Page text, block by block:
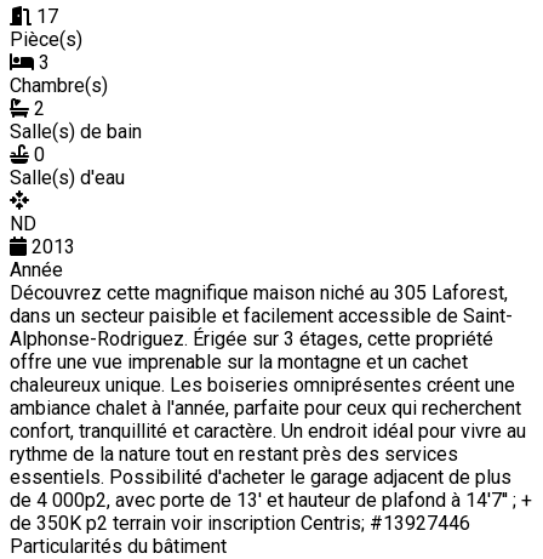
17
Pièce(s)
3
Chambre(s)
2
Salle(s) de bain
0
Salle(s) d'eau
ND
2013
Année
Découvrez cette magnifique maison niché au 305 Laforest,
dans un secteur paisible et facilement accessible de Saint-
Alphonse-Rodriguez. Érigée sur 3 étages, cette propriété
offre une vue imprenable sur la montagne et un cachet
chaleureux unique. Les boiseries omniprésentes créent une
ambiance chalet à l'année, parfaite pour ceux qui recherchent
confort, tranquillité et caractère. Un endroit idéal pour vivre au
rythme de la nature tout en restant près des services
essentiels. Possibilité d'acheter le garage adjacent de plus
de 4 000p2, avec porte de 13' et hauteur de plafond à 14'7'' ; +
de 350K p2 terrain voir inscription Centris; #13927446
Particularités du bâtiment